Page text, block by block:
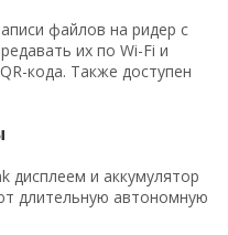
файлов на ридер с
их по Wi-Fi и
кода. Также доступен
дисплеем и аккумулятор
длительную автономную